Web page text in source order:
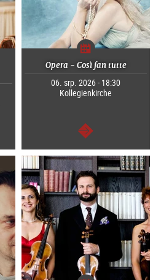
Opera - Così fan tutte
06. srp. 2026 - 18:30
Kollegienkirche
continue